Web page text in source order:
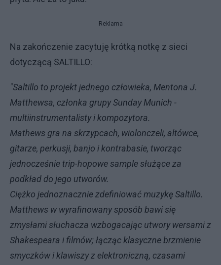
Reklama
Na zakończenie zacytuję krótką notkę z sieci
dotyczącą SALTILLO:
"Saltillo to projekt jednego człowieka, Mentona J.
Matthewsa, członka grupy Sunday Munich -
multiinstrumentalisty i kompozytora.
Mathews gra na skrzypcach, wiolonczeli, altówce,
gitarze, perkusji, banjo i kontrabasie, tworząc
jednocześnie trip-hopowe sample służące za
podkład do jego utworów.
Ciężko jednoznacznie zdefiniować muzykę Saltillo.
Matthews w wyrafinowany sposób bawi się
zmysłami słuchacza wzbogacając utwory wersami z
Shakespeara i filmów; łącząc klasyczne brzmienie
smyczków i klawiszy z elektroniczną, czasami